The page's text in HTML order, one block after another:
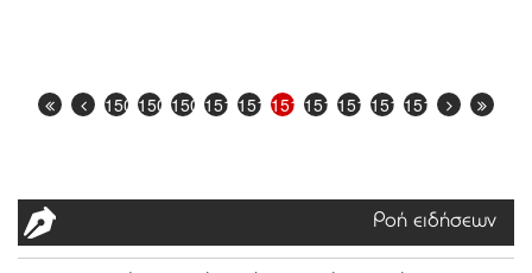
1507150815091510151115121513151415151516
Ροή ειδήσεων